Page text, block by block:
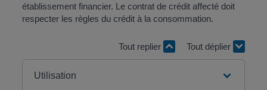
établissement financier. Le contrat de crédit affecté doit
respecter les règles du crédit à la consommation.
Tout replier Tout déplier
Utilisation